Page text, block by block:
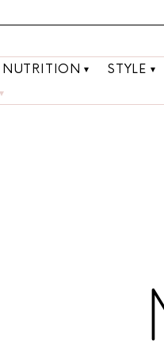
NUTRITION STYLE